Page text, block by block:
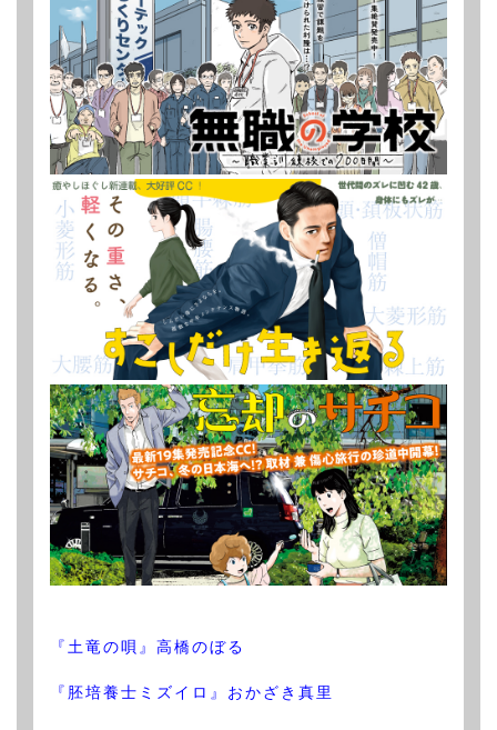
『土竜の唄』高橋のぼる
『胚培養士ミズイロ』おかざき真里